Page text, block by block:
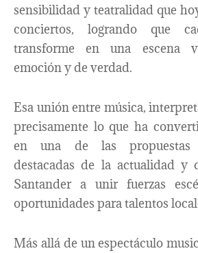
sensibilidad y teatralidad que
conciertos, logrando que
transforme en una escena
emoción y de verdad.
Esa unión entre música,
precisamente lo que ha
en una de las propuestas
destacadas de la actualidad y
Santander a unir fuerzas
oportunidades para talentos
Más allá de un espectáculo